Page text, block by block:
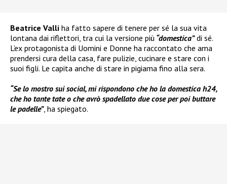
Beatrice Valli ha fatto sapere di tenere per sé la sua vita
lontana dai riflettori, tra cui la versione più “domestica”di sé.
L’ex protagonista di Uomini e Donne ha raccontato che ama
prendersi cura della casa, fare pulizie, cucinare e stare con i
suoi figli. Le capita anche di stare in pigiama fino alla sera.
“Se lo mostro sui social, mi rispondono che ho la domestica h24,
che ho tante tate o che avrò spadellato due cose per poi buttare
le padelle”, ha spiegato.